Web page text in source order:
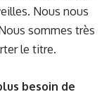
Nous nous
sommes très
le titre.
besoin de